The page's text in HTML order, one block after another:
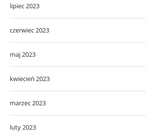
lipiec 2023
czerwiec 2023
maj 2023
kwiecień 2023
marzec 2023
luty 2023